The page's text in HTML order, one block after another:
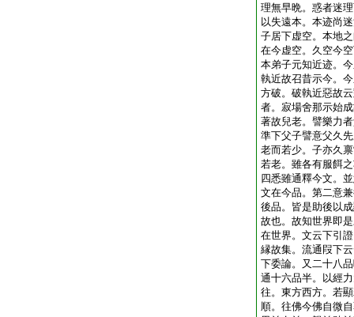
理無早晩。惑者迷
以失遠本。本迹尚
子居下虚空。本地
在今虚空。久空今
本弟子元知近迹。
執近故召昔示今。
方破。破執近惡故
者。寂場舍那示始
著故兒老。譬樂力
準下父子譬意父久
老而若少。子亦久
若老。雖各有服餌
四悉雖通釋今文。
文在今品。第二意
後品。皆是助後以
故也。故知世界即
在世界。文云下引
縁故集。流通叚下
下委論。又二十八
通十六品半。以經
往。東方西方。若
順。往佛今佛自微